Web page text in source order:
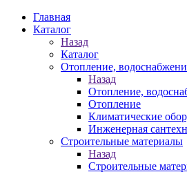
Главная
Каталог
Назад
Каталог
Отопление,
Назад
Отопление,
Отопление
Климатические
Инженерная
Строительные материалы
Назад
Строительные